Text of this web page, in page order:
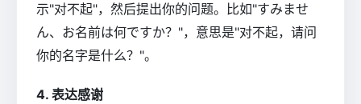
示"对不起"，然后提出你的问题。比如"すみませ
ん、お名前は何ですか？"，意思是"对不起，请问
你的名字是什么？"。
4. 表达感谢